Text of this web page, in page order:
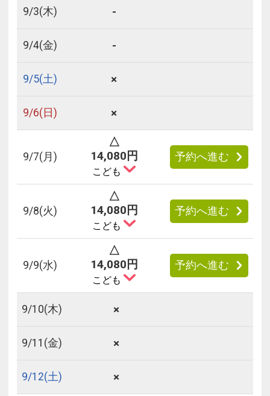
9/3(木) -
9/4(金) -
9/5(土) ×
9/6(日) ×
9/7(月)
△
14,080円
こども
予約へ進む
9/8(火)
△
14,080円
こども
予約へ進む
9/9(水)
△
14,080円
こども
予約へ進む
9/10(木) ×
9/11 (金) ×
9/12(土) ×